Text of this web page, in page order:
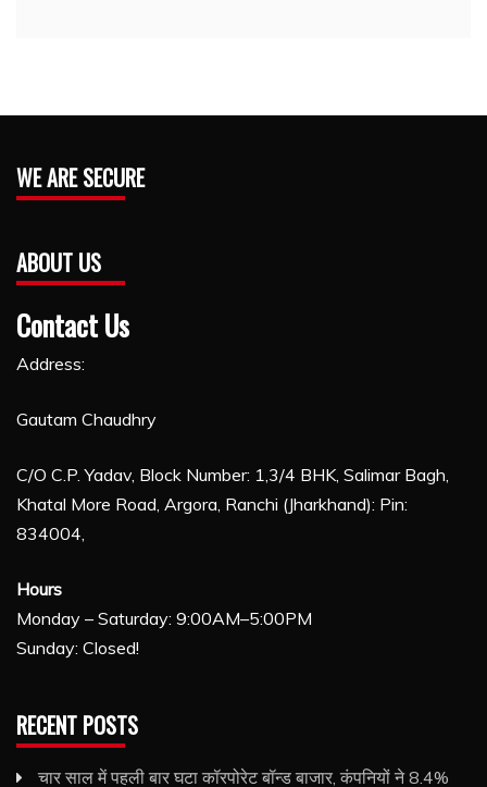
WE ARE SECURE
ABOUT US
Contact Us
Address:
Gautam Chaudhry
C/O C.P. Yadav, Block Number: 1,3/4 BHK, Salimar Bagh,
Khatal More Road, Argora, Ranchi (Jharkhand): Pin:
834004,
Hours
Monday – Saturday: 9:00AM–5:00PM
Sunday: Closed!
RECENT POSTS
चार साल में पहली बार घटा कॉरपोरेट बॉन्ड बाजार, कंपनियों ने 8.4%